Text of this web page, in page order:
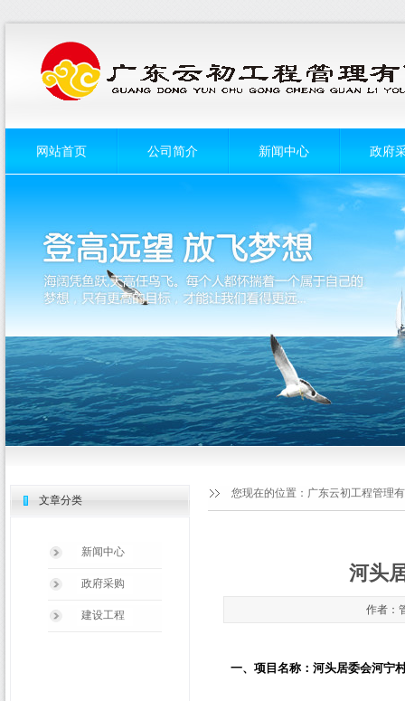
网站首页 公司简介 新闻中心 政府
您现在的位置： 广东云初工程管理
河头
作者：
一、项目名称：河头居委会河宁
文章分类
新闻中心
政府采购
建设工程